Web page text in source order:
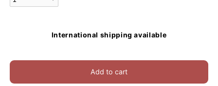
International shipping available
Add to cart